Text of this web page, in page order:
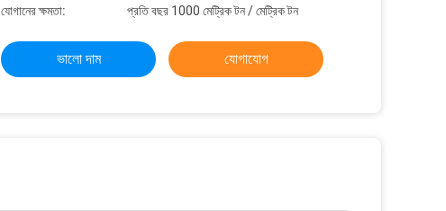
যোগানের ক্ষমতা:
প্রতি বছর 1000 মেট্রিক টন / মেট্রিক টন
ভালো দাম যোগাযোগ